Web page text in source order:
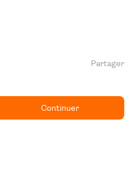
Partager
Continuer